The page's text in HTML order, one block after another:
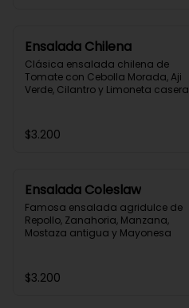
Ensalada Chilena
Clásica ensalada chilena de
Tomate con Cebolla Morada, Aji
Verde, Cilantro y Limoneta casera
$3.200
Ensalada Coleslaw
Famosa ensalada agridulce de
Repollo, Zanahoria, Manzana,
Mostaza antigua y Mayonesa
$3.200